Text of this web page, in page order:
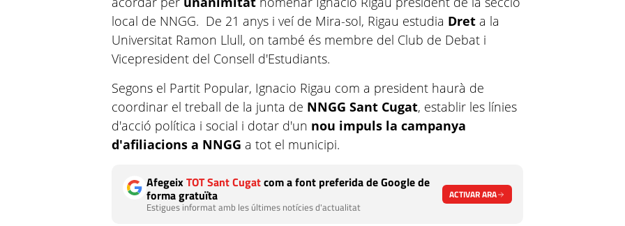
local de NNGG. De 21 anys i veí de Mira-sol, Rigau estudia Dret a la
Universitat Ramon Llull, on també és membre del Club de Debat i
Vicepresident del Consell d'Estudiants.
Segons el Partit Popular, Ignacio Rigau com a president haurà de
coordinar el treball de la junta de NNGG Sant Cugat, establir les línies
d'acció política i social i dotar d'un nou impuls la campanya
d'afiliacions a NNGG a tot el municipi.
AfegeixTOT Sant Cugatcom a font preferida de Google de
forma gratuïta
Estigues informat amb les últimes notícies d'actualitat
ACTIVAR ARA